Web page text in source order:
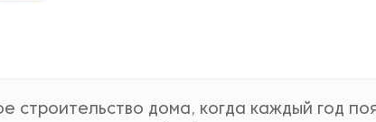
строительство дома, когда каждый год